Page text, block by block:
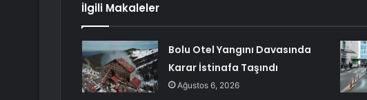
İlgili Makaleler
Bolu Otel Yangını Davasında
Karar İstinafa Taşındı
Ağustos 6, 2026